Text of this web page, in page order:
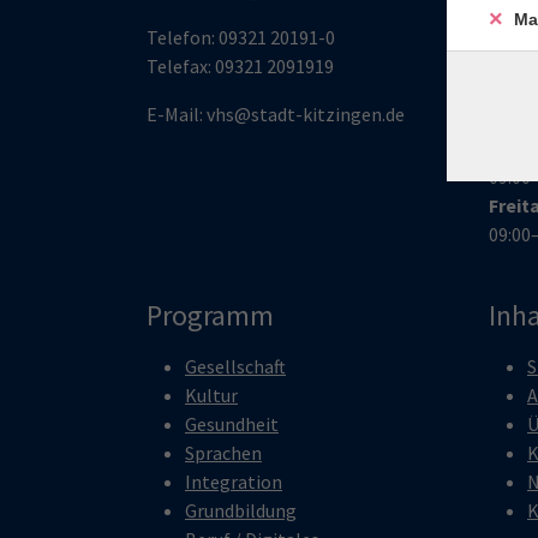
Telefon: 09321 20191-0
Telefax: 09321 2091919
E-Mail: vhs@stadt-kitzingen.de
Programm
Gesellschaft
Kultur
Gesundheit
Sprachen
Integration
Grundbildung